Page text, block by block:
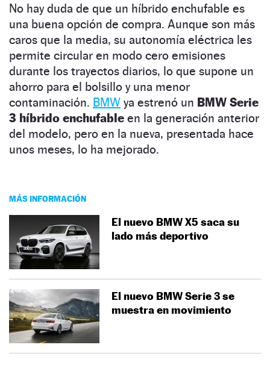
No hay duda de que un híbrido enchufable es
una buena opción de compra. Aunque son más
caros que la media, su autonomía eléctrica les
permite circular en modo cero emisiones
durante los trayectos diarios, lo que supone un
ahorro para el bolsillo y una menor
contaminación. BMW ya estrenó un BMW Serie
3 híbrido enchufable en la generación anterior
del modelo, pero en la nueva, presentada hace
unos meses, lo ha mejorado.
MÁS INFORMACIÓN
El nuevo BMW X5 saca su
lado más deportivo
El nuevo BMW Serie 3 se
muestra en movimiento